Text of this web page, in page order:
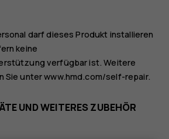
darf dieses Produkt installieren
keine
verfügbar ist. Weitere
Sie unter www.hmd.com/self-repair.
UND WEITERES ZUBEHÖR